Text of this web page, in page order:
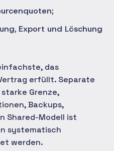
Export und Löschung
das
erfüllt. Separate
Grenze,
Backups,
Shared-Modell ist
systematisch
werden.